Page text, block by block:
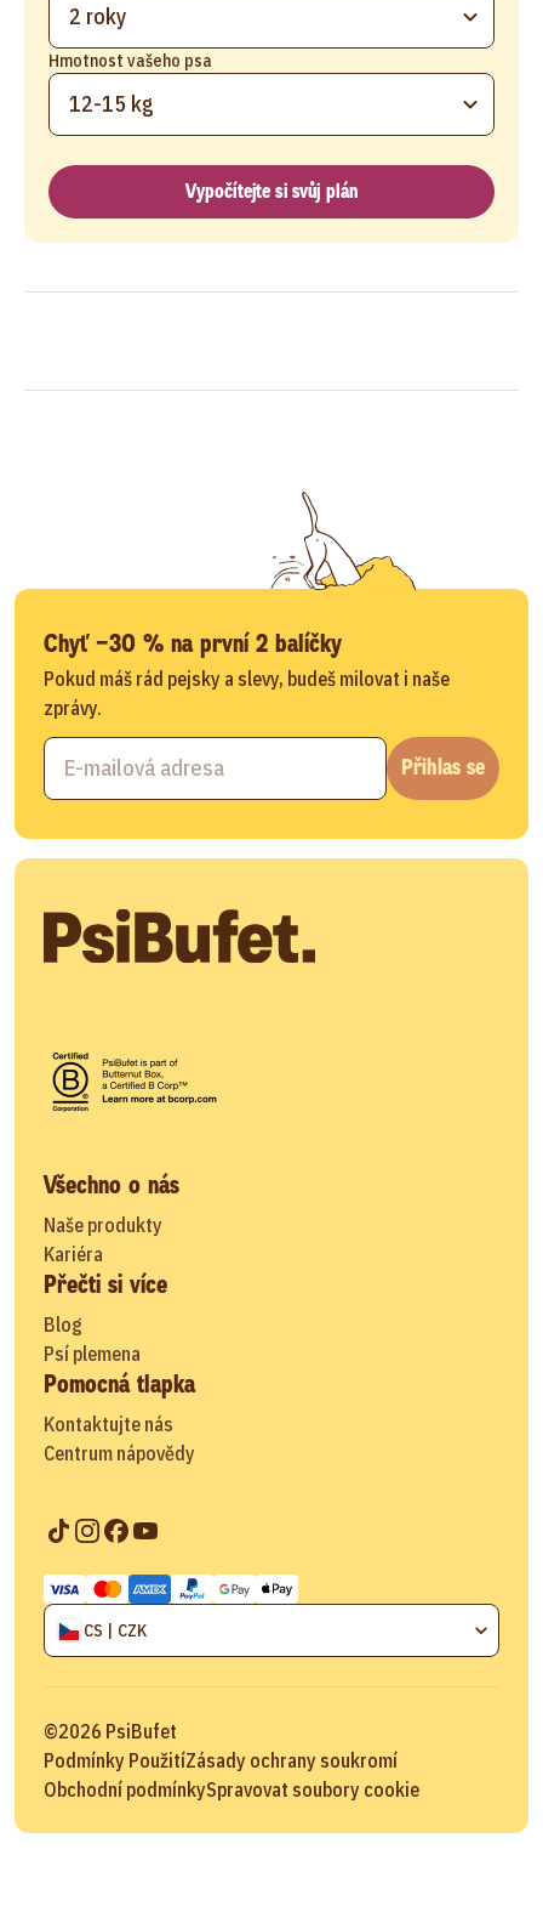
2 roky
Hmotnost vašeho psa
12-15 kg
Vypočítejte si svůj plán
Chyť −30 % na první 2 balíčky
Pokud máš rád pejsky a slevy, budeš milovat i naše
zprávy.
Přihlas se
Všechno o nás
Naše produkty
Kariéra
Přečti si více
Blog
Psí plemena
Pomocná tlapka
Kontaktujte nás
Centrum nápovědy
CS | CZK
©2026 PsiBufet
Podmínky PoužitíZásady ochrany soukromí
Obchodní podmínkySpravovat soubory cookie